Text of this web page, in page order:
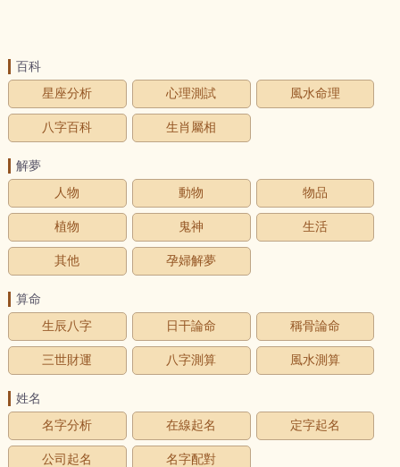
百科
星座分析
心理測試 風水命理
八字百科 生肖屬相
解夢
人物
動物 物品
植物 鬼神 生活
其他 孕婦解夢
算命
生辰八字
日干論命 稱骨論命
三世財運 八字測算 風水測算
姓名
名字分析
在線起名 定字起名
公司起名 名字配對